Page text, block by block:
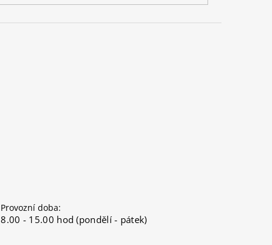
Provozní doba:
8.00 - 15.00 hod (pondělí - pátek)